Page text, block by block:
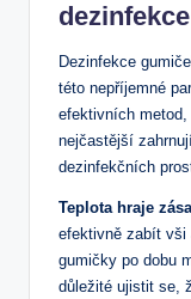
Dezinfekce
této nepříjemné
efektivních
nejčastější
dezinfekčních
Teplota hraje
efektivně zabít vši
gumičky po dobu
důležité ujistit se,